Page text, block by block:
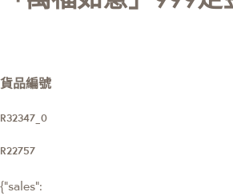
貨品編號
R32347_0
R22757
{"sales":